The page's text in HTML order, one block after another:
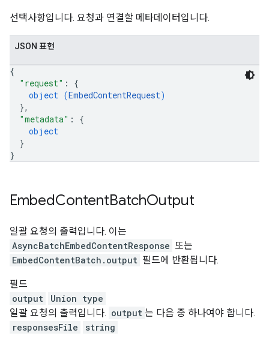
선택사항입니다. 요청과 연결할 메타데이터입니다.
JSON 표현
{
"request" : {
object (EmbedContentRequest)
},
"metadata" : {
object
}
}
EmbedContentBatchOutput
일괄 요청의 출력입니다. 이는
AsyncBatchEmbedContentResponse 또는
EmbedContentBatch.output 필드에 반환됩니다.
필드
output
Union type
일괄 요청의 출력입니다. output 는 다음 중 하나여야 합니다.
responsesFile
string